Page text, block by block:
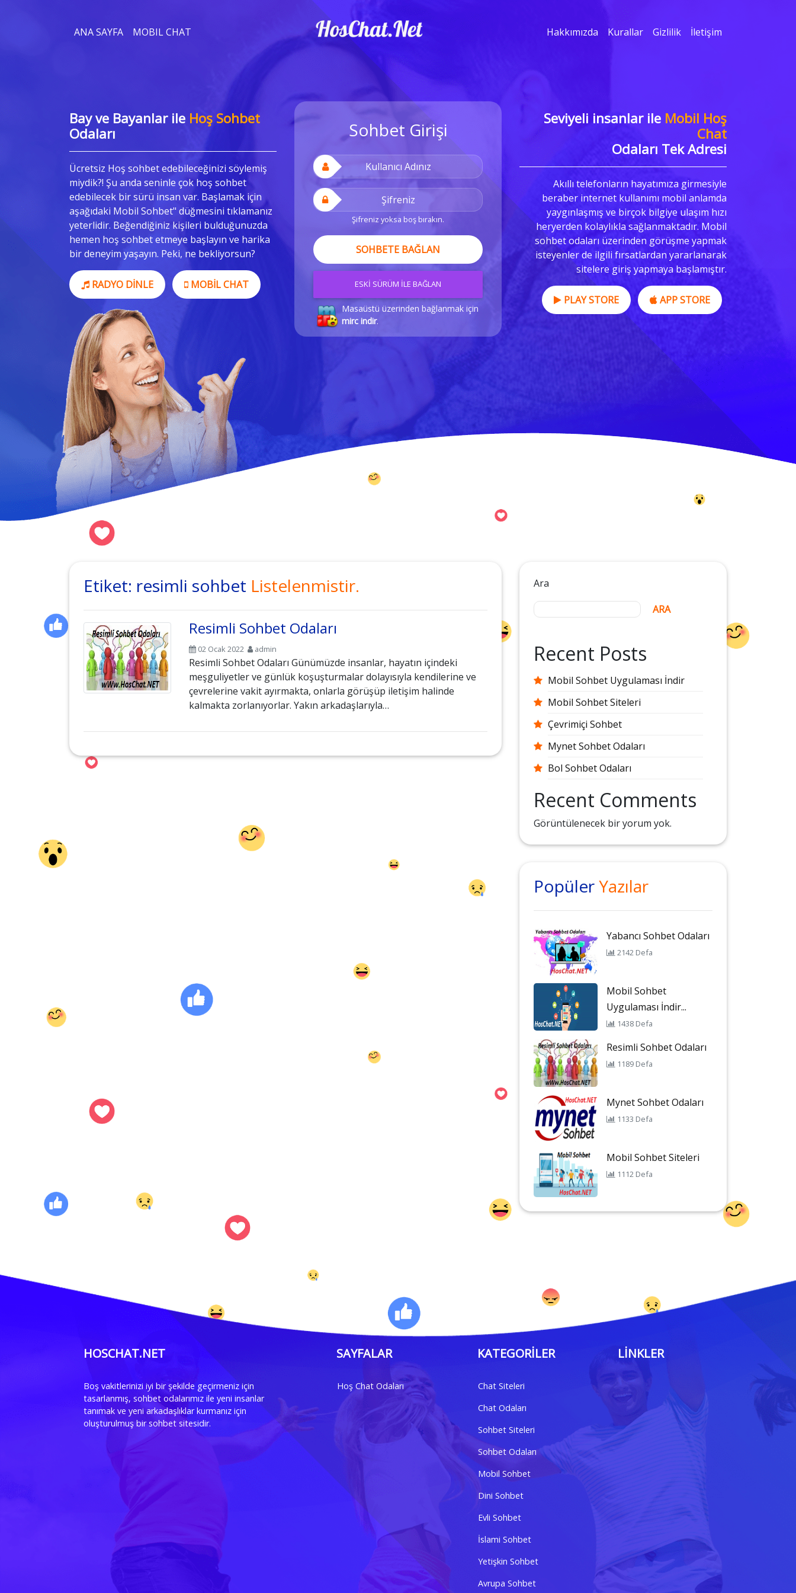
ANA SAYFA MOBIL CHAT Hakkımızda Kurallar Gizlilik İletişim
Bay ve Bayanlar ile Hoş Sohbet
Odaları
Ücretsiz Hoş sohbet edebileceğinizi söylemiş
miydik?! Şu anda seninle çok hoş sohbet
edebilecek bir sürü insan var. Başlamak için
aşağıdaki Mobil Sohbet" düğmesini tıklamanız
yeterlidir. Beğendiğiniz kişileri bulduğunuzda
hemen hoş sohbet etmeye başlayın ve harika
bir deneyim yaşayın. Peki, ne bekliyorsun?
RADYO DINLE MOBIL CHAT
Sohbet Girişi
Şifreniz yoksa boş bırakın.
SOHBETE BAĞLAN
ESKİ SÜRÜM İLE BAĞLAN
Masaüstü üzerinden bağlanmak için
mirc indir.
Seviyeli insanlar ile Mobil Hoş
Chat
Odaları Tek Adresi
Akıllı telefonların hayatımıza girmesiyle
beraber internet kullanımı mobil anlamda
yaygınlaşmış ve birçok bilgiye ulaşım hızı
heryerden kolaylıkla sağlanmaktadır. Mobil
sohbet odaları üzerinden görüşme yapmak
isteyenler de ilgili fırsatlardan yararlanarak
sitelere giriş yapmaya başlamıştır.
PLAY STORE APP STORE
Etiket: resimli sohbet Listelenmistir.
Resimli Sohbet Odaları
02 Ocak 2022 admin
Resimli Sohbet Odaları Günümüzde insanlar, hayatın içindeki
meşguliyetler ve günlük koşuşturmalar dolayısıyla kendilerine ve
çevrelerine vakit ayırmakta, onlarla görüşüp iletişim halinde
kalmakta zorlanıyorlar. Yakın arkadaşlarıyla…
Ara
ARA
Recent Posts
Mobil Sohbet Uygulaması İndir
Mobil Sohbet Siteleri
Çevrimiçi Sohbet
Mynet Sohbet Odaları
Bol Sohbet Odaları
Recent Comments
Görüntülenecek bir yorum yok.
PopülerYazılar
Yabancı Sohbet Odaları
2142 Defa
Mobil Sohbet
Uygulaması İndir...
1438 Defa
Resimli Sohbet Odaları
1189 Defa
Mynet Sohbet Odaları
1133 Defa
Mobil Sohbet Siteleri
1112 Defa
HOSCHAT.NET
Boş vakitlerinizi iyi bir şekilde geçirmeniz için
tasarlanmış, sohbet odalarımız ile yeni insanlar
tanımak ve yeni arkadaşlıklar kurmanız için
oluşturulmuş bir sohbet sitesidir.
SAYFALAR
Hoş Chat Odaları
KATEGORILER
Chat Siteleri
Chat Odaları
Sohbet Siteleri
Sohbet Odaları
Mobil Sohbet
Dini Sohbet
Evli Sohbet
İslami Sohbet
Yetişkin Sohbet
Avrupa Sohbet
LINKLER